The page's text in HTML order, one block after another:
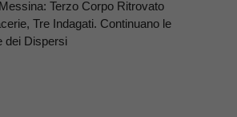
Terzo Corpo Ritrovato
Tre Indagati. Continuano le
dei Dispersi